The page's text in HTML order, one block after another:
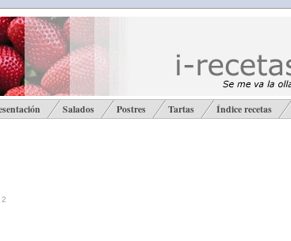
Salados Postres Tartas Índice recetas